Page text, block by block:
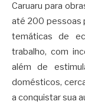
Caruaru para
até 200 pessoas
temáticas de
trabalho, com
além de
domésticos,
a conquistar sua